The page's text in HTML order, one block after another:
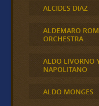
ALCIDES DIAZ
ALDEMARO
ORCHESTRA
ALDO LIVORNO
NAPOLITANO
ALDO MONGES